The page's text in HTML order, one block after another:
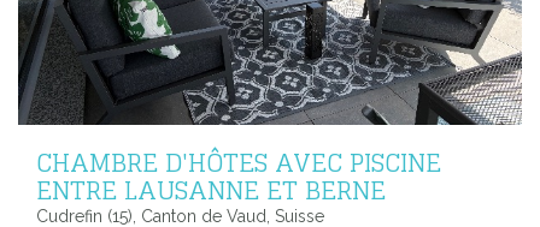
CHAMBRE D'HÔTES AVEC PISCINE
ENTRE LAUSANNE ET BERNE
Cudrefin (15), Canton de Vaud, Suisse